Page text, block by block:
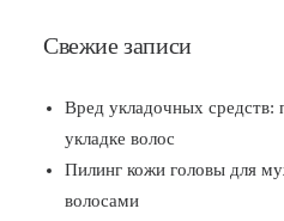
Свежие записи
Вред укладочных
укладке волос
Пилинг кожи головы для
волосами